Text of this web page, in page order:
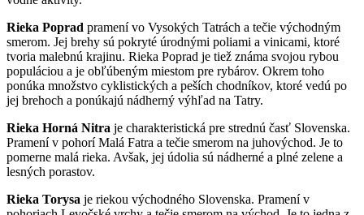
Rieka Poprad pramení vo Vysokých Tatrách a tečie východným
smerom. Jej brehy sú pokryté úrodnými poliami a vinicami, ktoré
tvoria malebnú krajinu. Rieka Poprad je tiež známa svojou rybou
populáciou a je obľúbeným miestom pre rybárov. Okrem toho
ponúka množstvo cyklistických a peších chodníkov, ktoré vedú po
jej brehoch a ponúkajú nádherný výhľad na Tatry.
Rieka Horná Nitra je charakteristická pre strednú časť Slovenska.
Pramení v pohorí Malá Fatra a tečie smerom na juhovýchod. Je to
pomerne malá rieka. Avšak, jej údolia sú nádherné a plné zelene a
lesných porastov.
Rieka Torysa je riekou východného Slovenska. Pramení v